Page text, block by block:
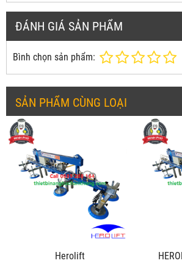
ĐÁNH GIÁ SẢN PHẨM
Bình chọn sản phẩm:
SẢN PHẨM CÙNG LOẠI
Herolift